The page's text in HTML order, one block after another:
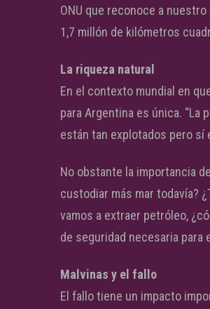
ONU que reconoce a
1,7 millón de kilómetros
La riqueza natural
En el contexto mundial en
para Argentina es única.
están tan explotados pero sí
No obstante la importancia
custodiar más mar todavía?
vamos a extraer petróleo,
de seguridad necesaria para
Malvinas y el fallo
El fallo tiene un impacto